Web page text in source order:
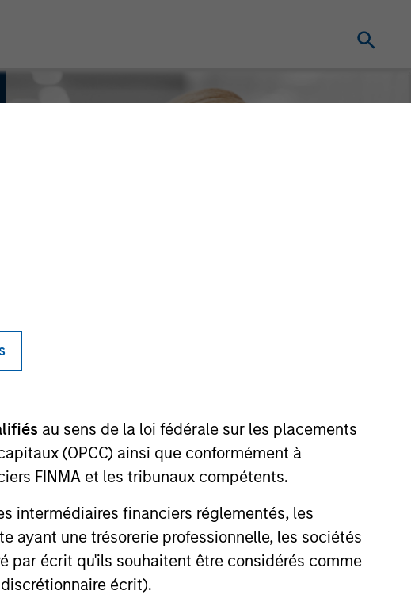
au sens de la loi fédérale sur les placements
(OPCC) ainsi que conformément à
FINMA et les tribunaux compétents.
intermédiaires financiers réglementés, les
ayant une trésorerie professionnelle, les sociétés
par écrit qu'ils souhaitent être considérés comme
écrit).
oversees Calvert’s Operations team
the CEO and the firm’s
high-priority projects that have
has managed budgets and